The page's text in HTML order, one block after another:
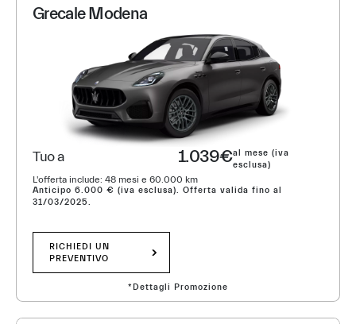
Grecale Modena
Tuo a 1.039€al mese (iva
esclusa)
L'offerta include: 48 mesi e 60.000 km
Anticipo 6.000 € (iva esclusa). Offerta valida fino al
31/03/2025.
RICHIEDI UN
PREVENTIVO
*Dettagli Promozione